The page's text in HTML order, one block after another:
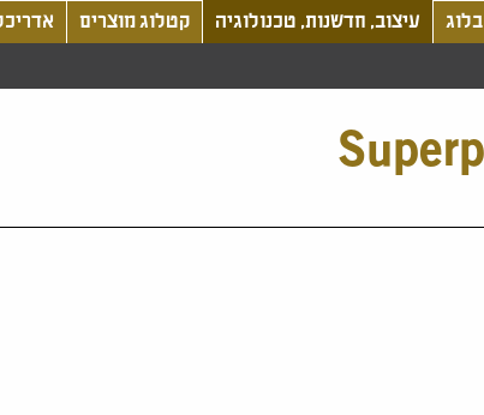
בלוג עיצוב, חדשנות, טכנולוגיה קטלוג מוצרים